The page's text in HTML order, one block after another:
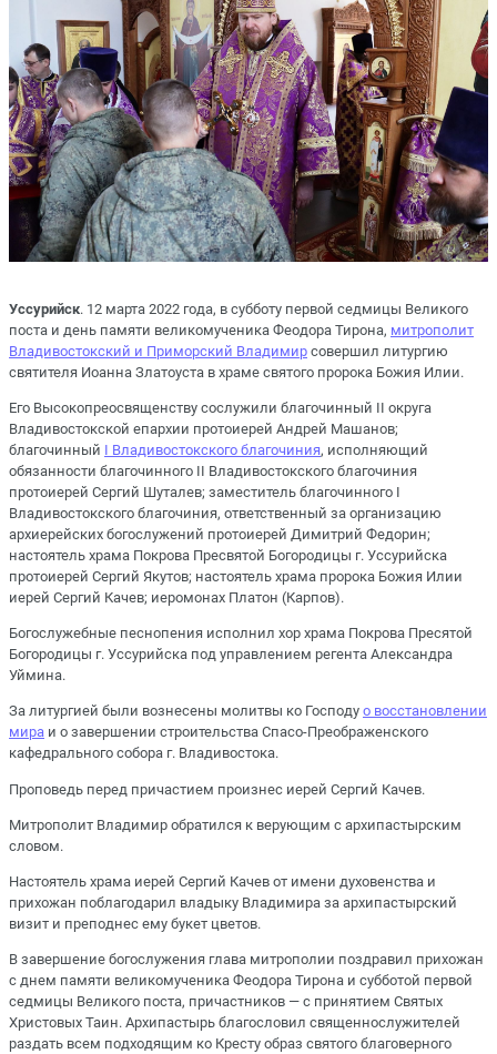
Уссурийск. 12 марта 2022 года, в субботу первой седмицы Великого
поста и день памяти великомученика Феодора Тирона, митрополит
Владивостокский и Приморский Владимир совершил литургию
святителя Иоанна Златоуста в храме святого пророка Божия Илии.
Его Высокопреосвященству сослужили благочинный II округа
Владивостокской епархии протоиерей Андрей Машанов;
благочинный I Владивостокского благочиния, исполняющий
обязанности благочинного II Владивостокского благочиния
протоиерей Сергий Шуталев; заместитель благочинного I
Владивостокского благочиния, ответственный за организацию
архиерейских богослужений протоиерей Димитрий Федорин;
настоятель храма Покрова Пресвятой Богородицы г. Уссурийска
протоиерей Сергий Якутов; настоятель храма пророка Божия Илии
иерей Сергий Качев; иеромонах Платон (Карпов).
Богослужебные песнопения исполнил хор храма Покрова Пресятой
Богородицы г. Уссурийска под управлением регента Александра
Уймина.
За литургией были вознесены молитвы ко Господу о восстановлении
мира и о завершении строительства Спасо-Преображенского
кафедрального собора г. Владивостока.
Проповедь перед причастием произнес иерей Сергий Качев.
Митрополит Владимир обратился к верующим с архипастырским
словом.
Настоятель храма иерей Сергий Качев от имени духовенства и
прихожан поблагодарил владыку Владимира за архипастырский
визит и преподнес ему букет цветов.
В завершение богослужения глава митрополии поздравил прихожан
с днем памяти великомученика Феодора Тирона и субботой первой
седмицы Великого поста, причастников — с принятием Святых
Христовых Таин. Архипастырь благословил священнослужителей
раздать всем подходящим ко Кресту образ святого благоверного